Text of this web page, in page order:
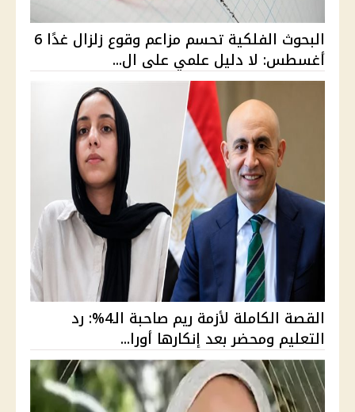
البحوث الفلكية تحسم مزاعم وقوع زلزال غدًا 6
أغسطس: لا دليل علمي على ال...
القصة الكاملة لأزمة ريم صاحبة الـ4%: رد
التعليم ومحضر بعد إنكارها أورا...